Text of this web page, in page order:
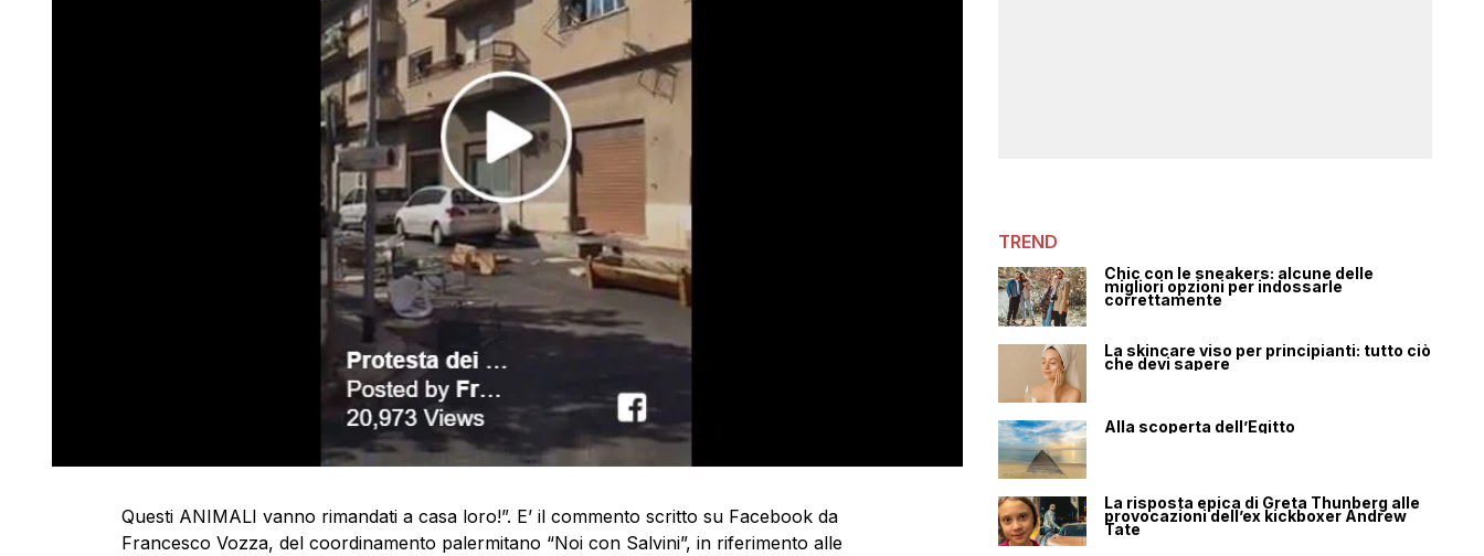
Questi ANIMALI vanno rimandati a casa loro!”. E’ il commento scritto su Facebook da
Francesco Vozza, del coordinamento palermitano “Noi con Salvini”, in riferimento alle
TREND
Chic con le sneakers: alcune delle
migliori opzioni per indossarle
correttamente
La skincare viso per principianti: tutto ciò
che devi sapere
Alla scoperta dell’Egitto
La risposta epica di Greta Thunberg alle
provocazioni dell’ex kickboxer Andrew
Tate